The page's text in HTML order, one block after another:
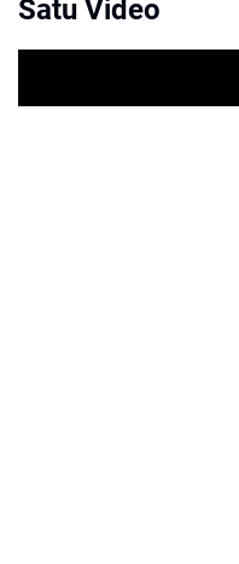
Satu Video